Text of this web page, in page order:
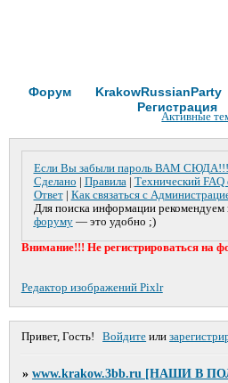
Форум KrakowRussianParty
Регистрация
Активные
Если Вы забыли пароль ВАМ СЮДА!!!
Сделано
Правила| Технический
Ответ| Как связаться с
Для поиска информации рекомендуем
форуму— это удобно ;)
Внимание!!! Не регистрироваться на
Редактор изображений Pixlr
Привет, Гость! Войдите или
»www.krakow.3bb.ru [НАШИ В